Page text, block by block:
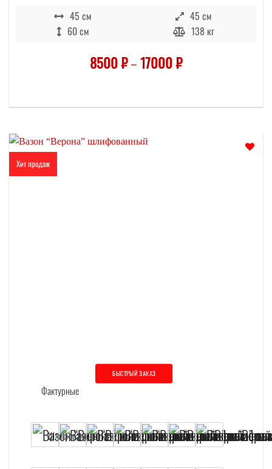
45 см
45 см
60 см
138 кг
8500₽–17000₽
Хит продаж
БЫСТРЫЙ ЗАКАЗ